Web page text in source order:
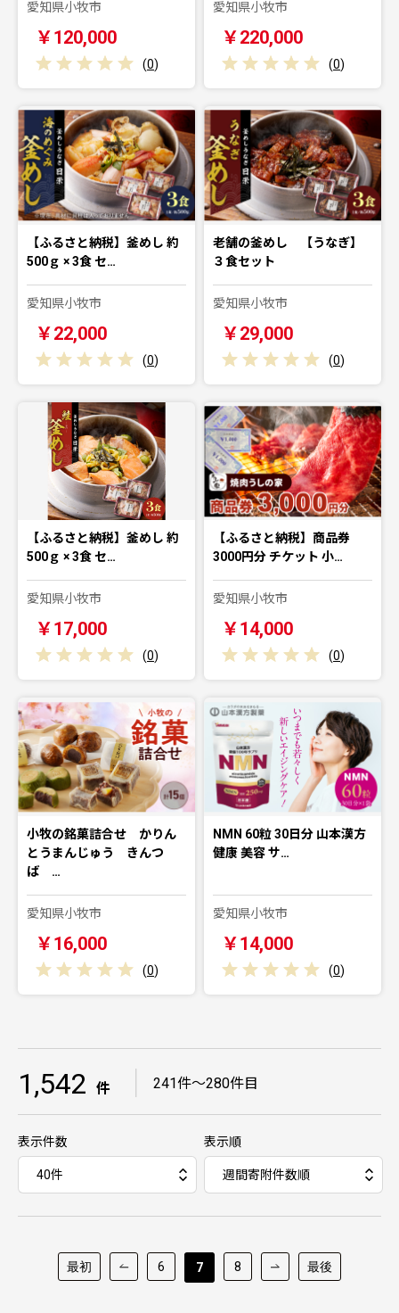
愛知県小牧市
￥120,000
(0)
愛知県小牧市
￥220,000
(0)
【ふるさと納税】釜めし 約
500ｇ × 3食 セ…
愛知県小牧市
￥22,000
(0)
老舗の釜めし 【うなぎ】
３食セット
愛知県小牧市
￥29,000
(0)
【ふるさと納税】釜めし 約
500ｇ × 3食 セ…
愛知県小牧市
￥17,000
(0)
【ふるさと納税】商品券
3000円分 チケット 小…
愛知県小牧市
￥14,000
(0)
小牧の銘菓詰合せ かりん
とうまんじゅう きんつ
ば …
愛知県小牧市
￥16,000
(0)
NMN 60粒 30日分 山本漢方
健康 美容 サ…
愛知県小牧市
￥14,000
(0)
1,542 件 241件～280件目
表示件数 表示順
最初 6 7 8 最後